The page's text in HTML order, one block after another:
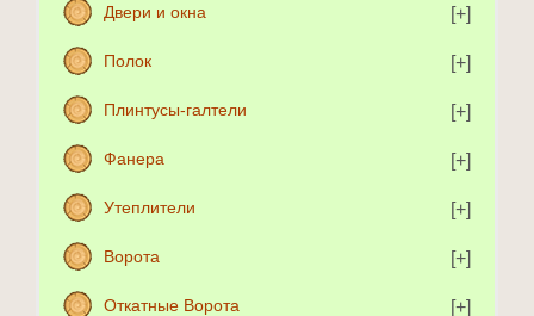
Двери и окна
Полок
Плинтусы-галтели
Фанера
Утеплители
Ворота
Откатные Ворота